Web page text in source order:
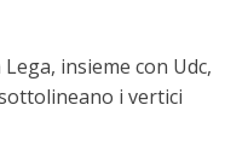
insieme con Udc,
i vertici